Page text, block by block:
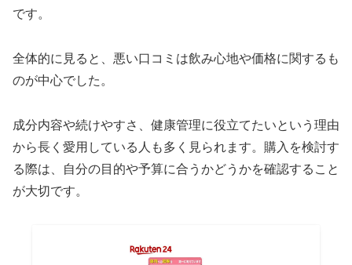
です。
全体的に見ると、悪い口コミは飲み心地や価格に関するも
のが中心でした。
成分内容や続けやすさ、健康管理に役立てたいという理由
から長く愛用している人も多く見られます。購入を検討す
る際は、自分の目的や予算に合うかどうかを確認すること
が大切です。